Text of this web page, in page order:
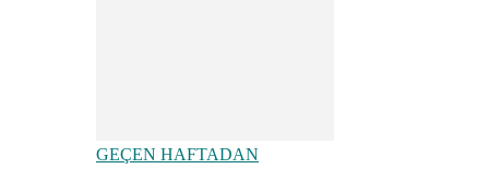
GEÇEN HAFTADAN